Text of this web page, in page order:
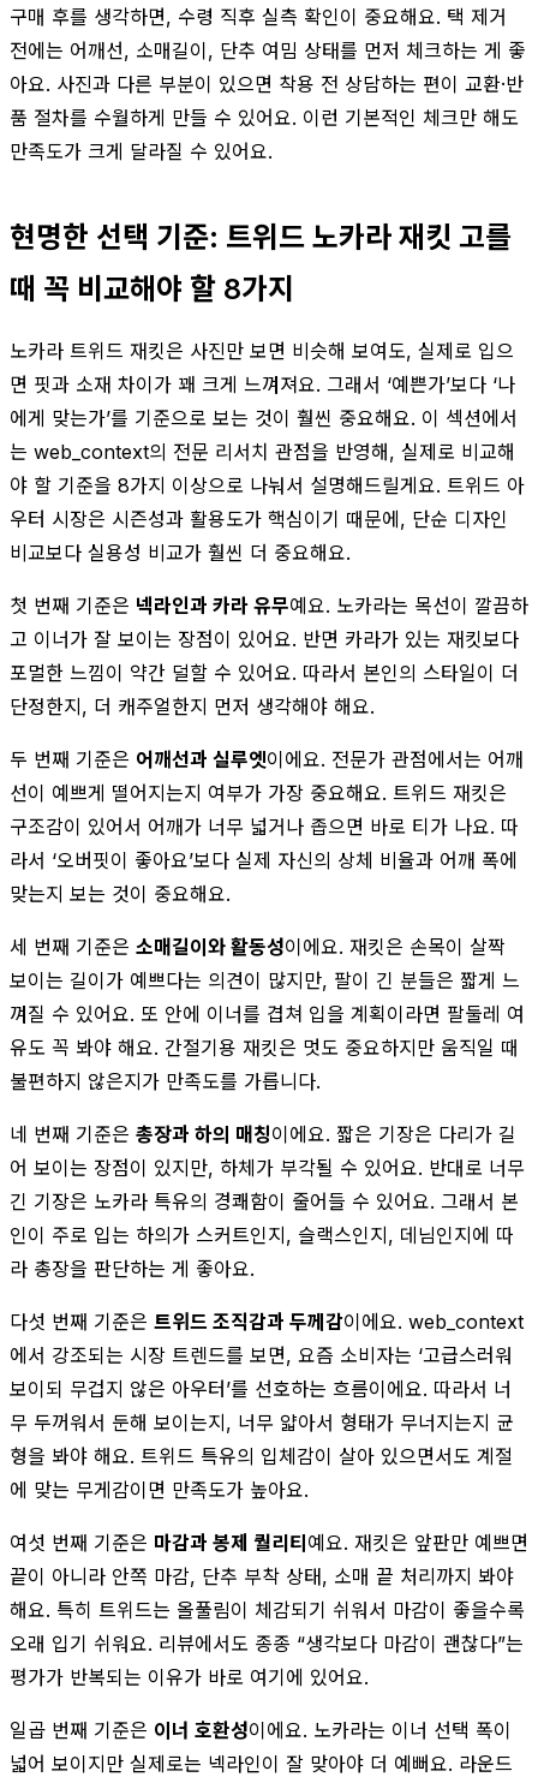
구매 후를 생각하면, 수령 직후 실측 확인이 중요해요. 택 제거
전에는 어깨선, 소매길이, 단추 여밈 상태를 먼저 체크하는 게 좋
아요. 사진과 다른 부분이 있으면 착용 전 상담하는 편이 교환·반
품 절차를 수월하게 만들 수 있어요. 이런 기본적인 체크만 해도
만족도가 크게 달라질 수 있어요.
현명한 선택 기준: 트위드 노카라 재킷 고를
때 꼭 비교해야 할 8가지
노카라 트위드 재킷은 사진만 보면 비슷해 보여도, 실제로 입으
면 핏과 소재 차이가 꽤 크게 느껴져요. 그래서 ‘예쁜가’보다 ‘나
에게 맞는가’를 기준으로 보는 것이 훨씬 중요해요. 이 섹션에서
는 web_context의 전문 리서치 관점을 반영해, 실제로 비교해
야 할 기준을 8가지 이상으로 나눠서 설명해드릴게요. 트위드 아
우터 시장은 시즌성과 활용도가 핵심이기 때문에, 단순 디자인
비교보다 실용성 비교가 훨씬 더 중요해요.
첫 번째 기준은 넥라인과 카라 유무예요. 노카라는 목선이 깔끔하
고 이너가 잘 보이는 장점이 있어요. 반면 카라가 있는 재킷보다
포멀한 느낌이 약간 덜할 수 있어요. 따라서 본인의 스타일이 더
단정한지, 더 캐주얼한지 먼저 생각해야 해요.
두 번째 기준은 어깨선과 실루엣이에요. 전문가 관점에서는 어깨
선이 예쁘게 떨어지는지 여부가 가장 중요해요. 트위드 재킷은
구조감이 있어서 어깨가 너무 넓거나 좁으면 바로 티가 나요. 따
라서 ‘오버핏이 좋아요’보다 실제 자신의 상체 비율과 어깨 폭에
맞는지 보는 것이 중요해요.
세 번째 기준은 소매길이와 활동성이에요. 재킷은 손목이 살짝
보이는 길이가 예쁘다는 의견이 많지만, 팔이 긴 분들은 짧게 느
껴질 수 있어요. 또 안에 이너를 겹쳐 입을 계획이라면 팔둘레 여
유도 꼭 봐야 해요. 간절기용 재킷은 멋도 중요하지만 움직일 때
불편하지 않은지가 만족도를 가릅니다.
네 번째 기준은 총장과 하의 매칭이에요. 짧은 기장은 다리가 길
어 보이는 장점이 있지만, 하체가 부각될 수 있어요. 반대로 너무
긴 기장은 노카라 특유의 경쾌함이 줄어들 수 있어요. 그래서 본
인이 주로 입는 하의가 스커트인지, 슬랙스인지, 데님인지에 따
라 총장을 판단하는 게 좋아요.
다섯 번째 기준은 트위드 조직감과 두께감이에요. web_context
에서 강조되는 시장 트렌드를 보면, 요즘 소비자는 ‘고급스러워
보이되 무겁지 않은 아우터’를 선호하는 흐름이에요. 따라서 너
무 두꺼워서 둔해 보이는지, 너무 얇아서 형태가 무너지는지 균
형을 봐야 해요. 트위드 특유의 입체감이 살아 있으면서도 계절
에 맞는 무게감이면 만족도가 높아요.
여섯 번째 기준은 마감과 봉제 퀄리티예요. 재킷은 앞판만 예쁘면
끝이 아니라 안쪽 마감, 단추 부착 상태, 소매 끝 처리까지 봐야
해요. 특히 트위드는 올풀림이 체감되기 쉬워서 마감이 좋을수록
오래 입기 쉬워요. 리뷰에서도 종종 “생각보다 마감이 괜찮다”는
평가가 반복되는 이유가 바로 여기에 있어요.
일곱 번째 기준은 이너 호환성이에요. 노카라는 이너 선택 폭이
넓어 보이지만 실제로는 넥라인이 잘 맞아야 더 예뻐요. 라운드